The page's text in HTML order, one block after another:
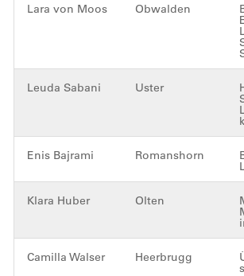
Lara von Moos Obwalden
Leuda Sabani Uster
Enis Bajrami Romanshorn
Klara Huber Olten
Camilla Walser Heerbrugg